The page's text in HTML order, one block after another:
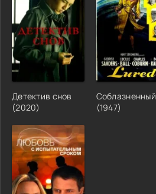
Детектив снов
(2020)
Соблазненный
(1947)